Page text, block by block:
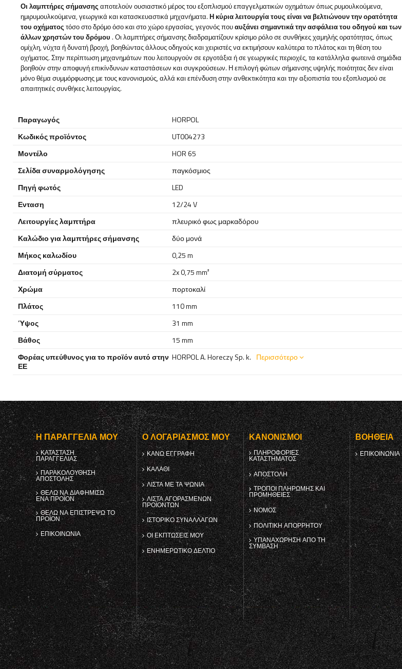
Οι λαμπτήρες σήμανσης αποτελούν ουσιαστικό μέρος του εξοπλισμού επαγγελματικών οχημάτων όπως ρυμουλκούμενα,
ημιρυμουλκούμενα, γεωργικά και κατασκευαστικά μηχανήματα. Η κύριαλειτουργία τους είναι να βελτιώνουν την ορατότητα
του οχήματος τόσο στο δρόμο όσο και στο χώρο εργασίας, γεγονός πουαυξάνει σημαντικά την ασφάλεια του οδηγού και των
άλλων χρηστών του δρόμου . Οι λαμπτήρες σήμανσης διαδραματίζουν κρίσιμο ρόλο σε συνθήκες χαμηλής ορατότητας, όπως
ομίχλη, νύχτα ή δυνατή βροχή, βοηθώντας άλλους οδηγούς και χειριστές να εκτιμήσουν καλύτερα το πλάτος και τη θέση του
οχήματος. Στην περίπτωση μηχανημάτων που λειτουργούν σε εργοτάξια ή σε γεωργικές περιοχές, τα κατάλληλα φωτεινά σημάδια
βοηθούν στην αποφυγή επικίνδυνων καταστάσεων και συγκρούσεων. Η επιλογή φώτων σήμανσης υψηλής ποιότητας δεν είναι
μόνο θέμα συμμόρφωσης με τους κανονισμούς, αλλά και επένδυση στην ανθεκτικότητα και την αξιοπιστία του εξοπλισμού σε
απαιτητικές συνθήκες λειτουργίας.
Παραγωγός
HORPOL
Κωδικός προϊόντος
UT004273
Μοντέλο
HOR 65
Σελίδα συναρμολόγησης
παγκόσμιος
Πηγή φωτός
LED
Ενταση
12/24 V
Λειτουργίες λαμπτήρα
πλευρικό φως μαρκαδόρου
Καλώδιο για λαμπτήρες σήμανσης
δύο μονά
Μήκος καλωδίου
0,25 m
Διατομή σύρματος
2x 0,75 mm²
Χρώμα
πορτοκαλί
Πλάτος
110 mm
Ύψος
31 mm
Βάθος
15 mm
Φορέας υπεύθυνος για το προϊόν αυτό στην
ΕΕ
HORPOL A. Horeczy Sp. k. Περισσότερο
Η ΠΑΡΑΓΓΕΛΊΑ ΜΟΥ
ΚΑΤΆΣΤΑΣΗ
ΠΑΡΑΓΓΕΛΊΑΣ
ΠΑΡΑΚΟΛΟΎΘΗΣΗ
ΑΠΟΣΤΟΛΉΣ
ΘΈΛΩ ΝΑ ΔΙΑΦΗΜΊΣΩ
ΈΝΑ ΠΡΟΪΌΝ
ΘΈΛΩ ΝΑ ΕΠΙΣΤΡΈΨΩ ΤΟ
ΠΡΟΪΌΝ
ΕΠΙΚΟΙΝΩΝΊΑ
Ο ΛΟΓΑΡΙΑΣΜΌΣ ΜΟΥ
ΚΑΝΩ ΕΓΓΡΑΦΗ
ΚΑΛΆΘΙ
ΛΊΣΤΑ ΜΕ ΤΑ ΨΏΝΙΑ
ΛΊΣΤΑ ΑΓΟΡΑΣΜΈΝΩΝ
ΠΡΟΪΌΝΤΩΝ
ΙΣΤΟΡΙΚΌ ΣΥΝΑΛΛΑΓΏΝ
ΟΙ ΕΚΠΤΏΣΕΙΣ ΜΟΥ
ΕΝΗΜΕΡΩΤΙΚΌ ΔΕΛΤΊΟ
ΚΑΝΟΝΙΣΜΟΊ
ΠΛΗΡΟΦΟΡΊΕΣ
ΚΑΤΑΣΤΉΜΑΤΟΣ
ΑΠΟΣΤΟΛΉ
ΤΡΌΠΟΙ ΠΛΗΡΩΜΉΣ ΚΑΙ
ΠΡΟΜΉΘΕΙΕΣ
ΝΌΜΟΣ
ΠΟΛΙΤΙΚΉ ΑΠΟΡΡΉΤΟΥ
ΥΠΑΝΑΧΏΡΗΣΗ ΑΠΌ ΤΗ
ΣΎΜΒΑΣΗ
ΒΟΉΘΕΙΑ
ΕΠΙΚΟΙΝΩΝΊΑ